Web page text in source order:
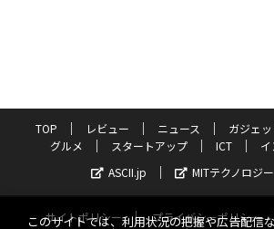
TOP レビュー ニュース ガジェッ
グルメ
スタートアップ ICT
ASCII.jp
MITテクノロジ
サイトポリシー プライバシーポリシー
このサイトでは、利用状況の把握や広告配信